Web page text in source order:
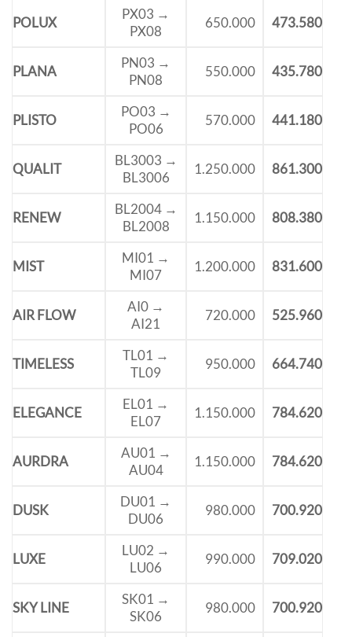
POLUX
PX03 →
PX08
650.000 473.580
PLANA
PN03 →
PN08
550.000 435.780
PLISTO
PO03 →
PO06
570.000 441.180
QUALIT
BL3003 →
BL3006
1.250.000 861.300
RENEW
BL2004 →
BL2008
1.150.000 808.380
MIST
MI01 →
MI07
1.200.000 831.600
AIR FLOW
AI0 →
AI21
720.000 525.960
TIMELESS
TL01 →
TL09
950.000 664.740
ELEGANCE
EL01 →
EL07
1.150.000 784.620
AURDRA
AU01 →
AU04
1.150.000 784.620
DUSK
DU01 →
DU06
980.000 700.920
LUXE
LU02 →
LU06
990.000 709.020
SKY LINE
SK01 →
SK06
980.000 700.920